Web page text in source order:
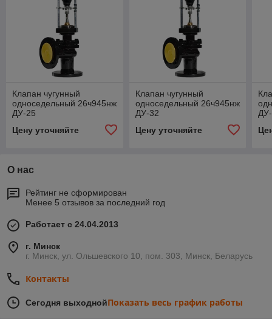
Клапан чугунный
односедельный 26ч945нж
ДУ-25
Цену уточняйте
Клапан чугунный
односедельный 26ч945нж
ДУ-32
Цену уточняйте
О нас
Рейтинг не сформирован
Менее 5 отзывов за последний год
Работает с 24.04.2013
г. Минск
г. Минск, ул. Ольшевского 10, пом. 303, Минск, Беларусь
Контакты
Сегодня выходнойПоказать весь график работы